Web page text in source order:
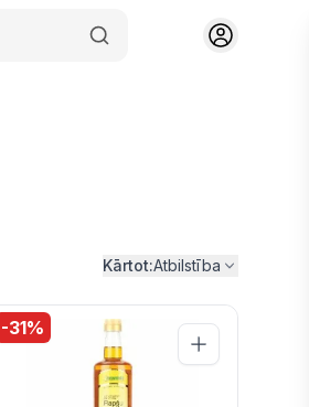
Kārtot:Atbilstība
-31%